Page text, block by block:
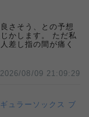
さそう、との予想
かします。 ただ私
差し指の間が痛く
2026/08/09 21:09:29
ュラーソックス ブ